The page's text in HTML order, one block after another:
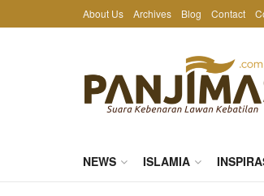
About Us Archives Blog Contact
NEWS ISLAMIA